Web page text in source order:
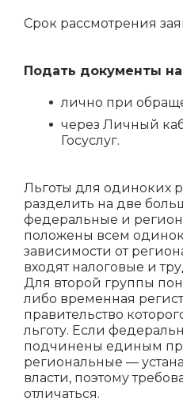
Срок рассмотрения
Подать документы
лично при
через Личный
Госуслуг.
Льготы для одиноких
разделить на две
федеральные и
положены всем
зависимости от
входят налоговые и
Для второй группы
либо временная
правительство
льготу. Если
подчинены единым
региональные —
власти, поэтому
отличаться.